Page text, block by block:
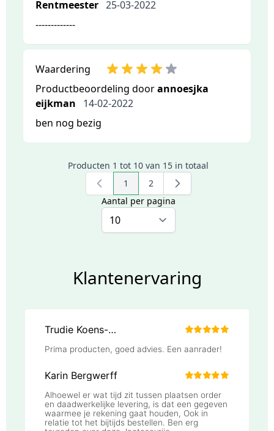
Rentmeester 25-03-2022
-------------
Waardering
Productbeoordeling doorannoesjka
eijkman
14-02-2022
ben nog bezig
Producten 1 tot 10 van 15 in totaal
U lees momenteel pagina
1 Pagina
2
Aantal per pagina
Klantenervaring